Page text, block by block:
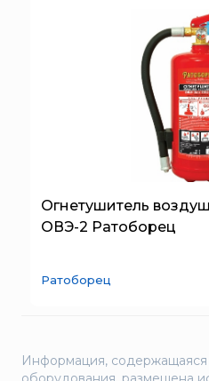
Огнетушитель
ОВЭ-2 Ратоборец
Ратоборец
Информация, содержащаяся